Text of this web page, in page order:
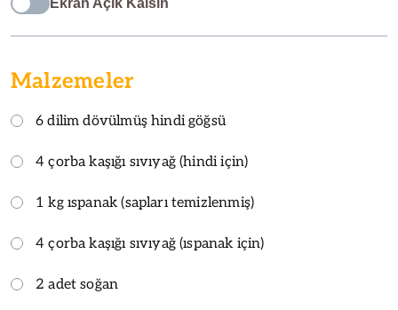
Malzemeler
6 dilim dövülmüş hindi göğsü
4 çorba kaşığı sıvıyağ (hindi için)
1 kg ıspanak (sapları temizlenmiş)
4 çorba kaşığı sıvıyağ (ıspanak için)
2 adet soğan